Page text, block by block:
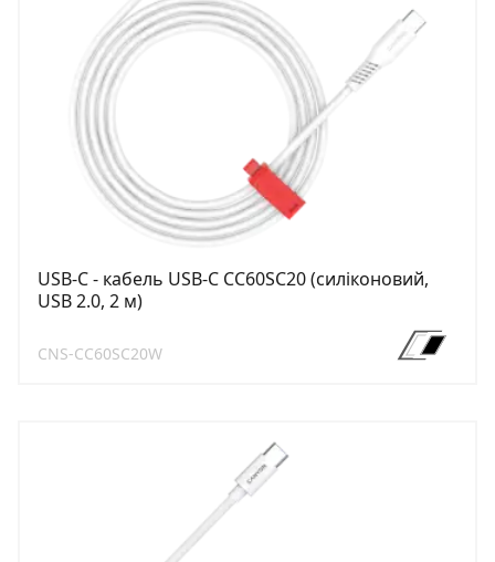
USB-C - кабель USB-C CC60SC20 (силіконовий,
USB 2.0, 2 м)
CNS-CC60SC20W